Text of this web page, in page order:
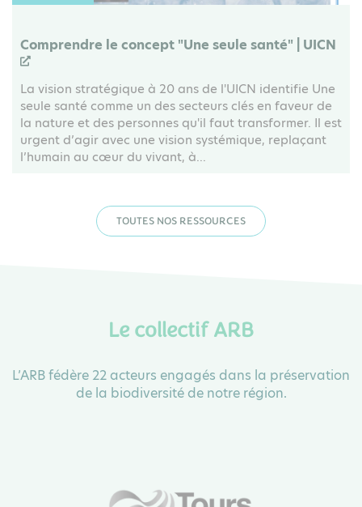
Comprendre le concept "Une seule santé" | UICN
La vision stratégique à 20 ans de l'UICN identifie Une
seule santé comme un des secteurs clés en faveur de
la nature et des personnes qu'il faut transformer. Il est
urgent d’agir avec une vision systémique, replaçant
l’humain au cœur du vivant, à...
TOUTES NOS RESSOURCES
Le collectif ARB
L’ARB fédère 22 acteurs engagés dans la préservation
de la biodiversité de notre région.